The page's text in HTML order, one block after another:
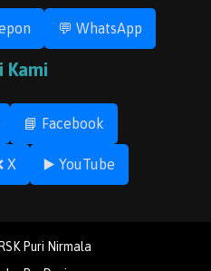
💬 WhatsApp
Kami
📘 Facebook
X ▶️ YouTube
Puri Nirmala